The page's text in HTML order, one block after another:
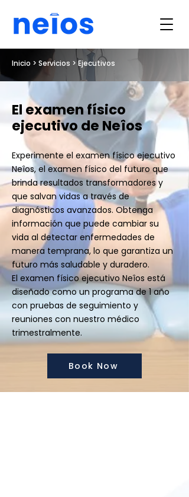
Inicio > Servicios > Ejecutivos
El examen físico
ejecutivo de Neîos
Experimente el examen físico ejecutivo
Neîos, el examen físico del futuro que
brinda resultados transformadores y
que salvan vidas a través de
diagnósticos avanzados. Obtenga
información que puede cambiar su
vida al detectar enfermedades de
manera temprana, lo que garantiza un
futuro más saludable y duradero.
El examen físico ejecutivo Neîos está
diseñado como un programa de 1 año
con pruebas de seguimiento y
reuniones con nuestro médico
trimestralmente.
Book Now